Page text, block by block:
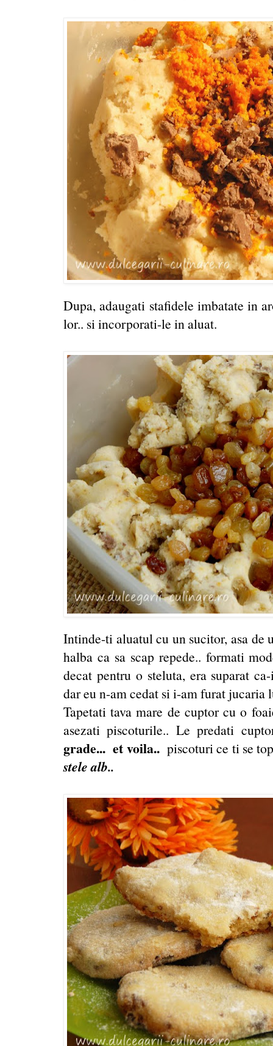
Dupa, adaugati stafidele imbatate in
lor.. si incorporati-le in aluat.
Intinde-ti aluatul cu un sucitor, asa
halba ca sa scap repede.. formati
decat pentru o steluta, era suparat
dar eu n-am cedat si i-am furat jucaria
Tapetati tava mare de cuptor cu o
asezati piscoturile.. Le predati
grade... et voila..piscoturi ce ti se
stele alb..